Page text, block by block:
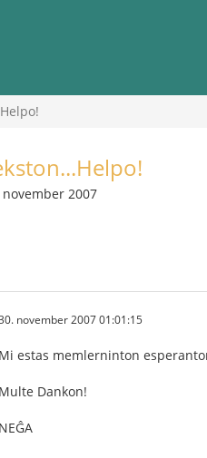
november 2007
november 2007 01:01:15
Mi estas memlerninton
Multe Dankon!
NEĜA